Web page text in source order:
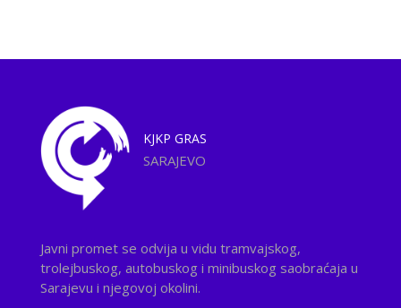
KJKP GRAS
SARAJEVO
Javni promet se odvija u vidu tramvajskog,
trolejbuskog, autobuskog i minibuskog saobraćaja u
Sarajevu i njegovoj okolini.